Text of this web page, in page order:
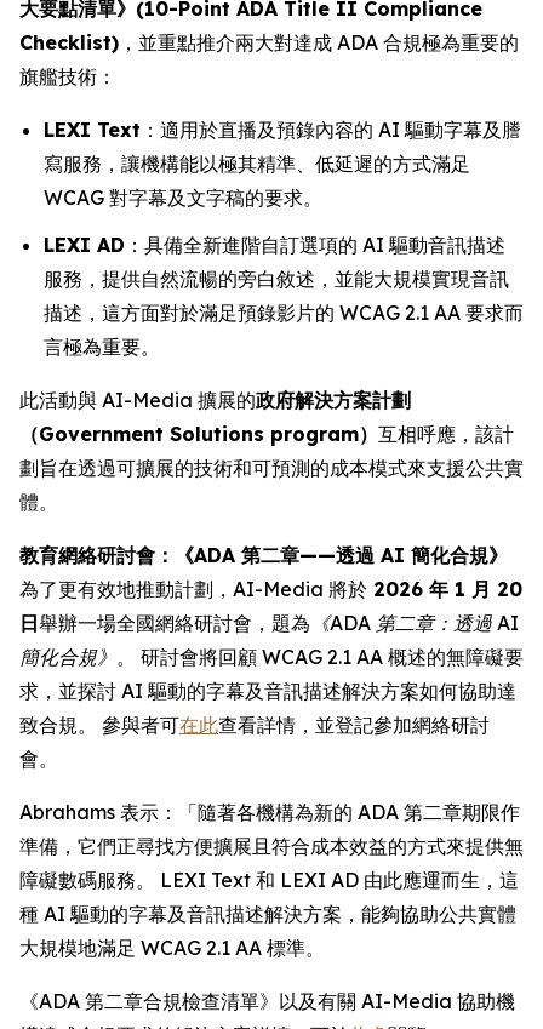
大要點清單》(10-Point ADA Title II Compliance
Checklist) ，並重點推介兩大對達成 ADA 合規極為重要的
旗艦技術：
LEXI Text ：適用於直播及預錄內容的 AI 驅動字幕及謄
寫服務，讓機構能以極其精準、低延遲的方式滿足
WCAG 對字幕及文字稿的要求。
LEXI AD ：具備全新進階自訂選項的 AI 驅動音訊描述
服務，提供自然流暢的旁白敘述，並能大規模實現音訊
描述，這方面對於滿足預錄影片的 WCAG 2.1 AA 要求而
言極為重要。
此活動與 AI-Media 擴展的政府解決方案計劃
（Government Solutions program） 互相呼應，該計
劃旨在透過可擴展的技術和可預測的成本模式來支援公共實
體。
教育網絡研討會：《ADA 第二章——透過 AI 簡化合規》
為了更有效地推動計劃，AI-Media 將於 2026 年 1 月 20
日舉辦一場全國網絡研討會，題為 《ADA 第二章：透過 AI
簡化合規》 。 研討會將回顧 WCAG 2.1 AA 概述的無障礙要
求，並探討 AI 驅動的字幕及音訊描述解決方案如何協助達
致合規。 參與者可在此查看詳情，並登記參加網絡研討
會。
Abrahams 表示：「隨著各機構為新的 ADA 第二章期限作
準備，它們正尋找方便擴展且符合成本效益的方式來提供無
障礙數碼服務。 LEXI Text 和 LEXI AD 由此應運而生，這
種 AI 驅動的字幕及音訊描述解決方案，能夠協助公共實體
大規模地滿足 WCAG 2.1 AA 標準。
《ADA 第二章合規檢查清單》以及有關 AI-Media 協助機